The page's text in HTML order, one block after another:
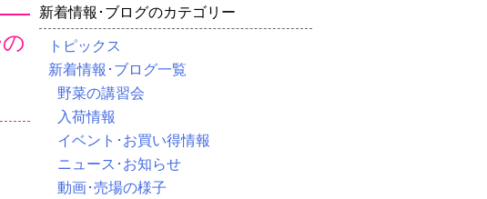
新着情報･ブログのカテゴリー
トピックス
新着情報･ブログ一覧
野菜の講習会
入荷情報
イベント･お買い得情報
ニュース･お知らせ
動画･売場の様子